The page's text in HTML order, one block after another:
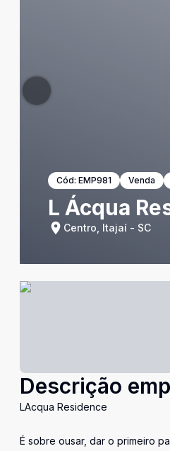
Cód: EMP981 Venda
L Ácqua
Centro, Itajaí - SC
Descrição
LAcqua Residence
É sobre ousar, dar o primeiro